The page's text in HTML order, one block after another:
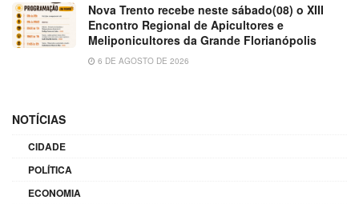
Nova Trento recebe neste sábado(08) o XIII
Encontro Regional de Apicultores e
Meliponicultores da Grande Florianópolis
6 DE AGOSTO DE 2026
NOTÍCIAS
CIDADE
POLÍTICA
ECONOMIA